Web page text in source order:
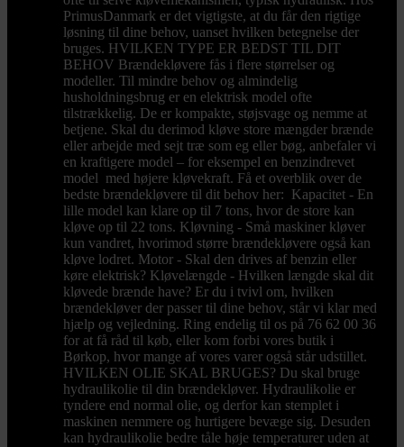
PrimusDanmark er det vigtigste, at du får den rigtige
løsning til dine behov, uanset hvilken betegnelse der
bruges. HVILKEN TYPE ER BEDST TIL DIT
BEHOV Brændekløvere fås i flere størrelser og
modeller. Til mindre behov og almindelig
husholdningsbrug er en elektrisk model ofte
tilstrækkelig. De er kompakte, støjsvage og nemme at
betjene. Skal du derimod kløve store mængder brænde
eller arbejde med sejt træ som eg eller bøg, anbefaler vi
en kraftigere model – for eksempel en benzindrevet
model med højere kløvekraft. Få et overblik over de
bedste brændekløvere til dit behov her: Kapacitet - En
lille model kan klare op til 7 tons, hvor de store kan
kløve op til 22 tons. Kløvning - Små maskiner kløver
kun vandret, hvorimod større brændekløvere også kan
kløve lodret. Motor - Skal den drives af benzin eller
køre elektrisk? Kløvelængde - Hvilken længde skal dit
kløvede brænde have? Er du i tvivl om, hvilken
brændekløver der passer til dine behov, står vi klar med
hjælp og vejledning. Ring endelig til os på 76 62 00 36
for at få råd til køb, eller kom forbi vores butik i
Børkop, hvor mange af vores varer også står udstillet.
HVILKEN OLIE SKAL BRUGES? Du skal bruge
hydraulikolie til din brændekløver. Hydraulikolie er
tyndere end normal olie, og derfor kan stemplet i
maskinen nemmere og hurtigere bevæge sig. Desuden
kan hydraulikolie bedre tåle høje temperaturer uden at